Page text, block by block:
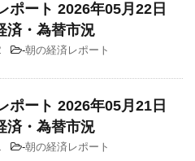
ポート 2026年05月22日
済・為替市況
-朝の経済レポート
ポート 2026年05月21日
済・為替市況
-朝の経済レポート